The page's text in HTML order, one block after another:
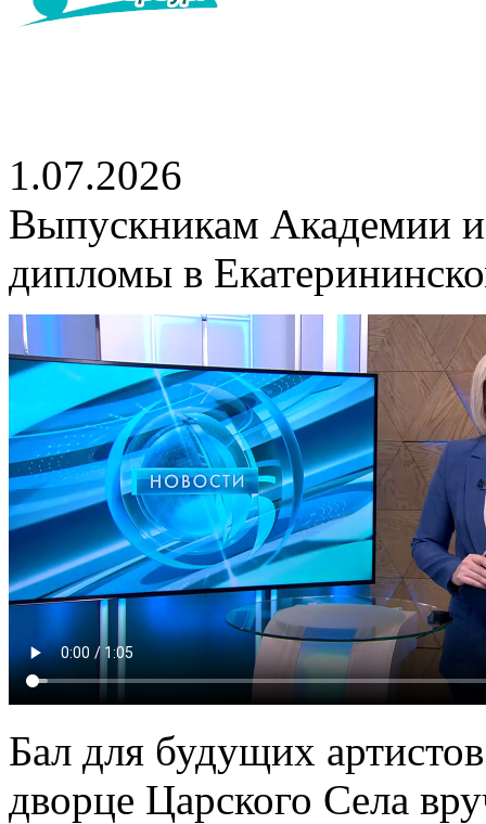
1.07.2026
Выпускникам Академии
дипломы в
Бал для будущих
дворце Царского Села